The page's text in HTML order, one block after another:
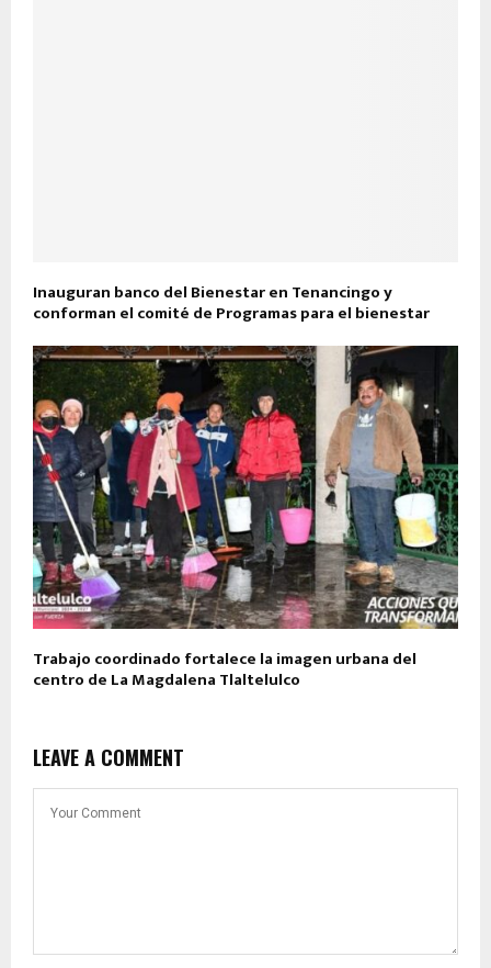
Inauguran banco del Bienestar en Tenancingo y
conforman el comité de Programas para el bienestar
Trabajo coordinado fortalece la imagen urbana del
centro de La Magdalena Tlaltelulco
LEAVE A COMMENT